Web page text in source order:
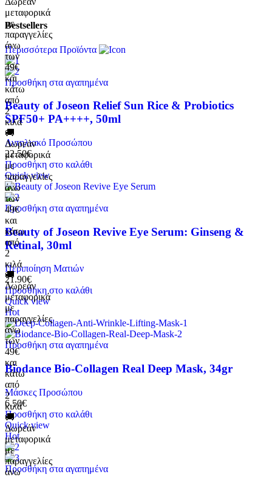
μεταφορικά
με
παραγγελίες
άνω
των
49€
και
κάτω
από
2
κιλά
🚚
Δωρεάν
μεταφορικά
με
παραγγελίες
άνω
των
49€
και
κάτω
από
2
κιλά
🚚
Δωρεάν
μεταφορικά
με
παραγγελίες
άνω
των
49€
και
κάτω
από
2
κιλά
🚚
Δωρεάν
μεταφορικά
με
παραγγελίες
άνω
Bestsellers
Περισσότερα Προϊόντα
Προσθήκη στα αγαπημένα
Beauty of Joseon Relief Sun Rice & Probiotics
SPF50+ PA++++, 50ml
Αντηλιακό Προσώπου
22.50€
Προσθήκη στο καλάθι
Quick view
Προσθήκη στα αγαπημένα
Beauty of Joseon Revive Eye Serum: Ginseng &
Retinal, 30ml
Περιποίηση Ματιών
21.90€
Προσθήκη στο καλάθι
Quick view
Hot
Προσθήκη στα αγαπημένα
Biodance Bio-Collagen Real Deep Mask, 34gr
Μάσκες Προσώπου
6.50€
Προσθήκη στο καλάθι
Quick view
Hot
Προσθήκη στα αγαπημένα